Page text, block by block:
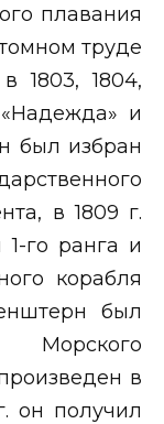
плавания
труде
1803, 1804,
и
был избран
в 1809 г.
го ранга и
корабля
был
Морского
в
он получил